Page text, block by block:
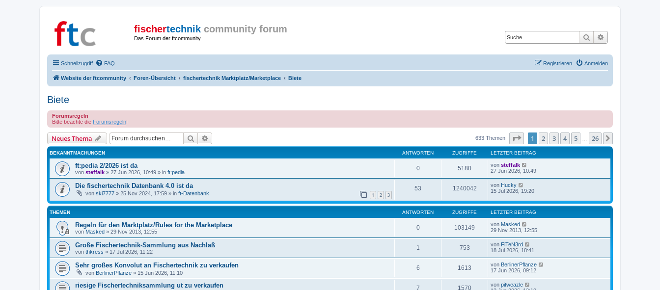
fischertechnik community forum
Das Forum der ftcommunity Suche
Schnellzugriff FAQ Anmelden
Registrieren
Website der ftcommunity Foren-Übersicht fischertechnik Marktplatz/Marketplace Biete
Biete
Forumsregeln
Bitte beachte die Forumsregeln!
Neues Thema Suche 633 Themen Seite von26
1 2 3 4 5 26
BEKANNTMACHUNGEN ANTWORTEN ZUGRIFFE LETZTER BEITRAG
ft:pedia 2/2026 ist da
von steffalk » 27 Jun 2026, 10:49 » in ft:pedia
0 5180 von steffalk
27 Jun 2026, 10:49
Die fischertechnik Datenbank 4.0 ist da
von ski7777 » 25 Nov 2024, 17:59 » in ft-Datenbank 1 2 3
53 1240042 von Hucky
15 Jul 2026, 19:20
THEMEN ANTWORTEN ZUGRIFFE LETZTER BEITRAG
Regeln für den Marktplatz/Rules for the Marketplace
von Masked » 29 Nov 2013, 12:55
0 103149 von Masked
29 Nov 2013, 12:55
Große Fischertechnik-Sammlung aus Nachlaß
von thkress » 17 Jul 2026, 11:22
1 753 von FiTeN3rd
18 Jul 2026, 18:41
Sehr großes Konvolut an Fischertechnik zu verkaufen
von BerlinerPflanze » 15 Jun 2026, 11:10
6 1613 von BerlinerPflanze
17 Jun 2026, 09:12
riesige Fischertechniksammlung ut zu verkaufen 7 1570 von pitweazle